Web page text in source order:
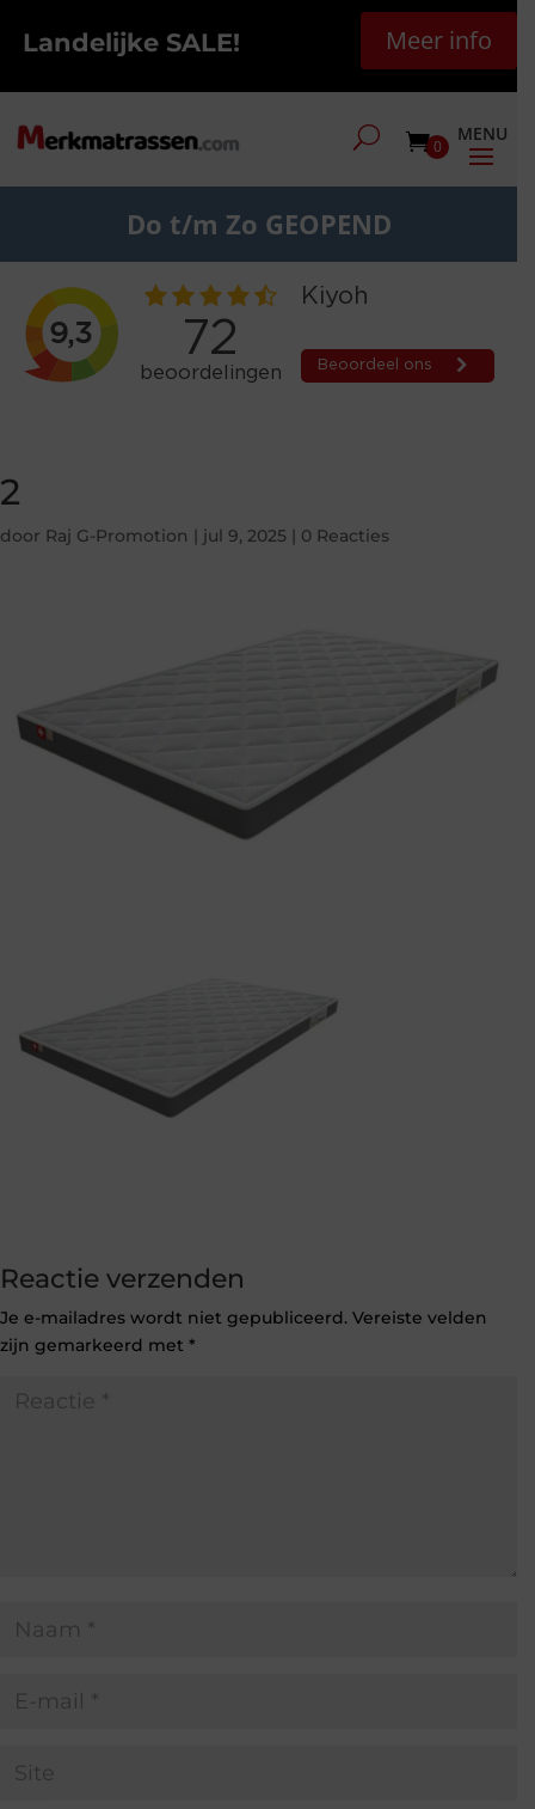
Landelijke SALE! Meer info
0
Do t/m Zo GEOPEND
2
door Raj G-Promotion | jul 9, 2025 | 0 Reacties
Reactie verzenden
Je e-mailadres wordt niet gepubliceerd. Vereiste velden
zijn gemarkeerd met *